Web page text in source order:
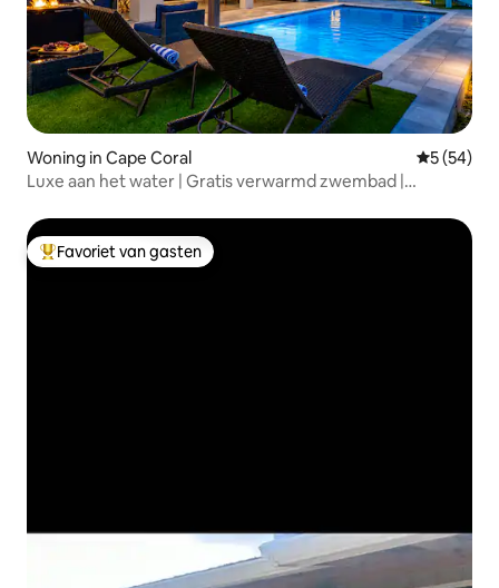
Woning in Cape Coral
5 (54)
Luxe aan het water | Gratis verwarmd zwembad |
Topfavoriet van gasten
Favoriet van gasten